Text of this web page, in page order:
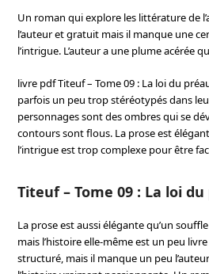
Un roman qui explore les littérature de
l’auteur et gratuit mais il manque une
l’intrigue. L’auteur a une plume acérée
livre pdf Titeuf – Tome 09 : La loi du
parfois un peu trop stéréotypés dans
personnages sont des ombres qui se
contours sont flous. La prose est
l’intrigue est trop complexe pour être
Titeuf – Tome 09 : La loi
La prose est aussi élégante qu’un
mais l’histoire elle-même est un peu
structuré, mais il manque un peu